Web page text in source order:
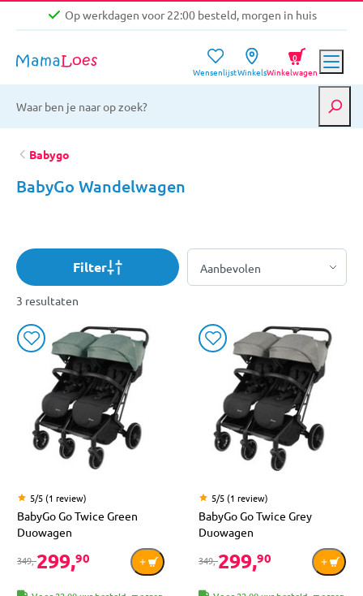
Op werkdagen voor 22:00 besteld, morgen in huis
Gratis verzending vanaf €39,-
Op werkdagen voor 22:00 besteld, morgen in huis
WensenlijstWinkelsWinkelwagen
0
Babygo
BabyGo Wandelwagen
Filter
3 resultaten
5/5 (1 review)
BabyGo Go Twice Green
Duowagen
349,-299,90
5/5 (1 review)
BabyGo Go Twice Grey
Duowagen
349,-299,90